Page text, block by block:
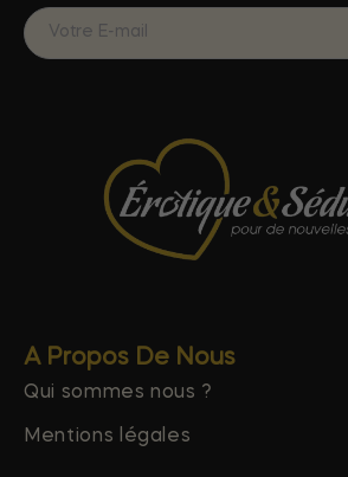
A Propos De Nous
Qui sommes nous ?
Mentions légales